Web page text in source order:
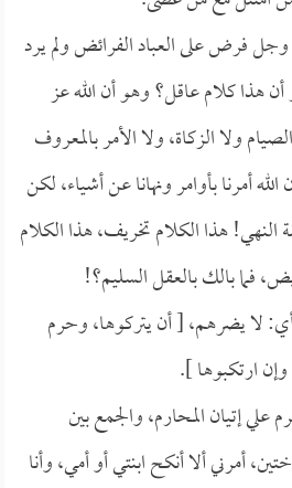
فرض على العباد الفرائض ولم يرد
هذا كلام عاقل؟ وهو أن الله عز
ولا الزكاة، ولا الأمر بالمعروف
أمرنا بأوامر ونهانا عن أشياء، لكن
النهي! هذا الكلام تخريف، هذا الكلام
فما بالك بالعقل السليم؟!
لا يضرهم، [ أن يتركوها، وحرم
ارتكبوها ].
إتيان المحارم، والجمع بين
أمرني ألا أنكح ابنتي أو أمي، وأنا